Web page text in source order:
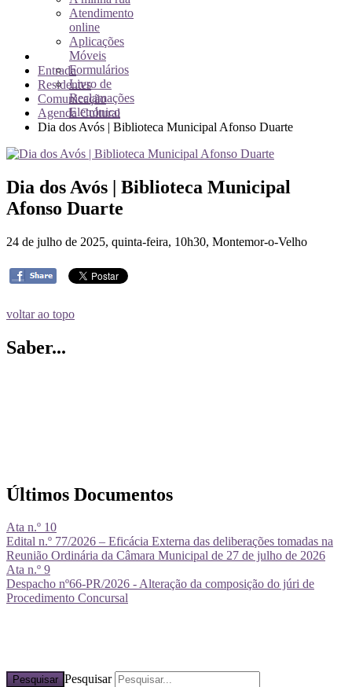
Atendimento
online
Aplicações
Móveis
Formulários
Livro de
Reclamações
Eletrónico
Entrada
Residentes
Comunicação
Agenda Cultural
Dia dos Avós | Biblioteca Municipal Afonso Duarte
Dia dos Avós | Biblioteca Municipal
Afonso Duarte
24 de julho de 2025, quinta-feira, 10h30, Montemor-o-Velho
voltar ao topo
Saber...
Últimos Documentos
Ata n.º 10
Edital n.º 77/2026 – Eficácia Externa das deliberações tomadas na
Reunião Ordinária da Câmara Municipal de 27 de julho de 2026
Ata n.º 9
Despacho nº66-PR/2026 - Alteração da composição do júri de
Procedimento Concursal
Pesquisar Pesquisar